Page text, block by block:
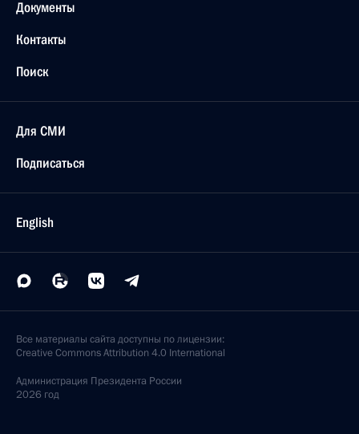
Документы
Контакты
Поиск
Для СМИ
Подписаться
English
Все материалы сайта доступны по лицензии:
Creative Commons Attribution 4.0 International
Администрация Президента России
2026 год